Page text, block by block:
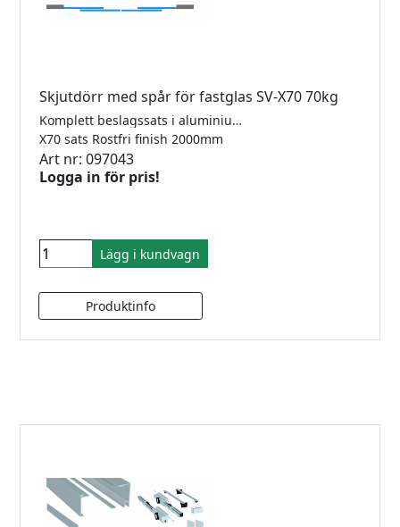
Skjutdörr med spår för fastglas SV-X70 70kg
Komplett beslagssats i aluminium för tak- eller väggmontering för 1 dörr med 2 softclose och ett fastglas. För 8-10mm glas. Längd 2000mm. Maxvikt 70kg. Kräver ej hål i glas. Godkänd för dusch.
X70 sats Rostfri finish 2000mm
Art nr: 097043
Logga in för pris!
Lägg i kundvagn